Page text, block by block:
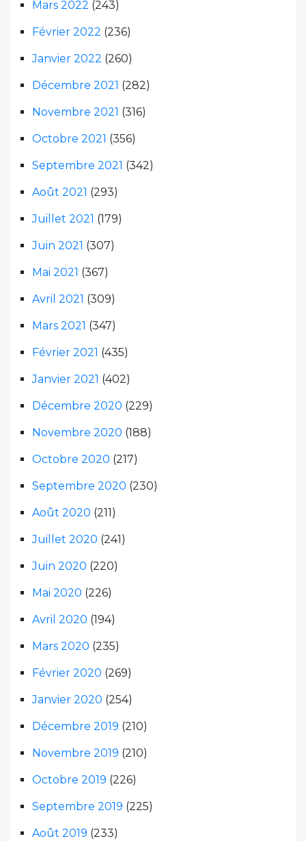
Mars 2022 (243)
Février 2022 (236)
Janvier 2022 (260)
Décembre 2021 (282)
Novembre 2021 (316)
Octobre 2021 (356)
Septembre 2021 (342)
Août 2021 (293)
Juillet 2021 (179)
Juin 2021 (307)
Mai 2021 (367)
Avril 2021 (309)
Mars 2021 (347)
Février 2021 (435)
Janvier 2021 (402)
Décembre 2020 (229)
Novembre 2020 (188)
Octobre 2020 (217)
Septembre 2020 (230)
Août 2020 (211)
Juillet 2020 (241)
Juin 2020 (220)
Mai 2020 (226)
Avril 2020 (194)
Mars 2020 (235)
Février 2020 (269)
Janvier 2020 (254)
Décembre 2019 (210)
Novembre 2019 (210)
Octobre 2019 (226)
Septembre 2019 (225)
Août 2019 (233)